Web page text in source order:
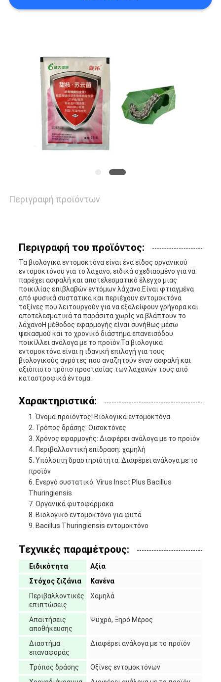
ΖΗΤΉΣΤΕ
ΈΝΑ
ΑΠΌΣΠΑΣΜΑ
SITEMAP
POLICY
Περιγραφή προϊόντων
Περιγραφή του προϊόντος:
Τα βιολογικά εντομοκτόνα είναι ένα είδος οργανικού
εντομοκτόνου για το λάχανο, ειδικά σχεδιασμένο για να
παρέχει ασφαλή και αποτελεσματικό έλεγχο μιας
ποικιλίας επιβλαβών εντόμων λάχανο.Είναι φτιαγμένα
από φυσικά συστατικά και περιέχουν εντομοκτόνα
τοξίνες που λειτουργούν για να εξαλείφουν γρήγορα και
αποτελεσματικά τα παράσιτα χωρίς να βλάπτουν το
λάχανοΗ μέθοδος εφαρμογής είναι συνήθως μέσω
ψεκασμού και το χρονικό διάστημα επανεισόδου
ποικίλλει ανάλογα με το προϊόν.Τα βιολογικά
εντομοκτόνα είναι η ιδανική επιλογή για τους
βιολογικούς αγρότες που αναζητούν έναν ασφαλή και
αξιόπιστο τρόπο προστασίας των λάχανών τους από
καταστροφικά έντομα.
Χαρακτηριστικά:
Όνομα προϊόντος: Βιολογικά εντομοκτόνα
Τρόπος δράσης: Οισοκτόνες
Χρόνος εφαρμογής: Διαφέρει ανάλογα με το προϊόν
Περιβαλλοντική επίδραση: χαμηλή
Υπόλοιπη δραστηριότητα: Διαφέρει ανάλογα με το
προϊόν
Ενεργό συστατικό: Virus Insct Plus Bacillus
Thuringiensis
Οργανικά φυτοφάρμακα
Βιολογικό εντομοκτόνο για φυτά
Bacillus Thuringiensis εντομοκτόνο
Τεχνικές παραμέτρους:
Ειδικότητα
Αξία
Στόχος ζιζάνια
Κανένα
Περιβαλλοντικές
επιπτώσεις
Χαμηλά
Απαιτήσεις
αποθήκευσης
Ψυχρό, Ξηρό Μέρος
Διαστήμα
επαναφοράς
Διαφέρει ανάλογα με το προϊόν
Τρόπος δράσης
Οξίνες εντομοκτόνων